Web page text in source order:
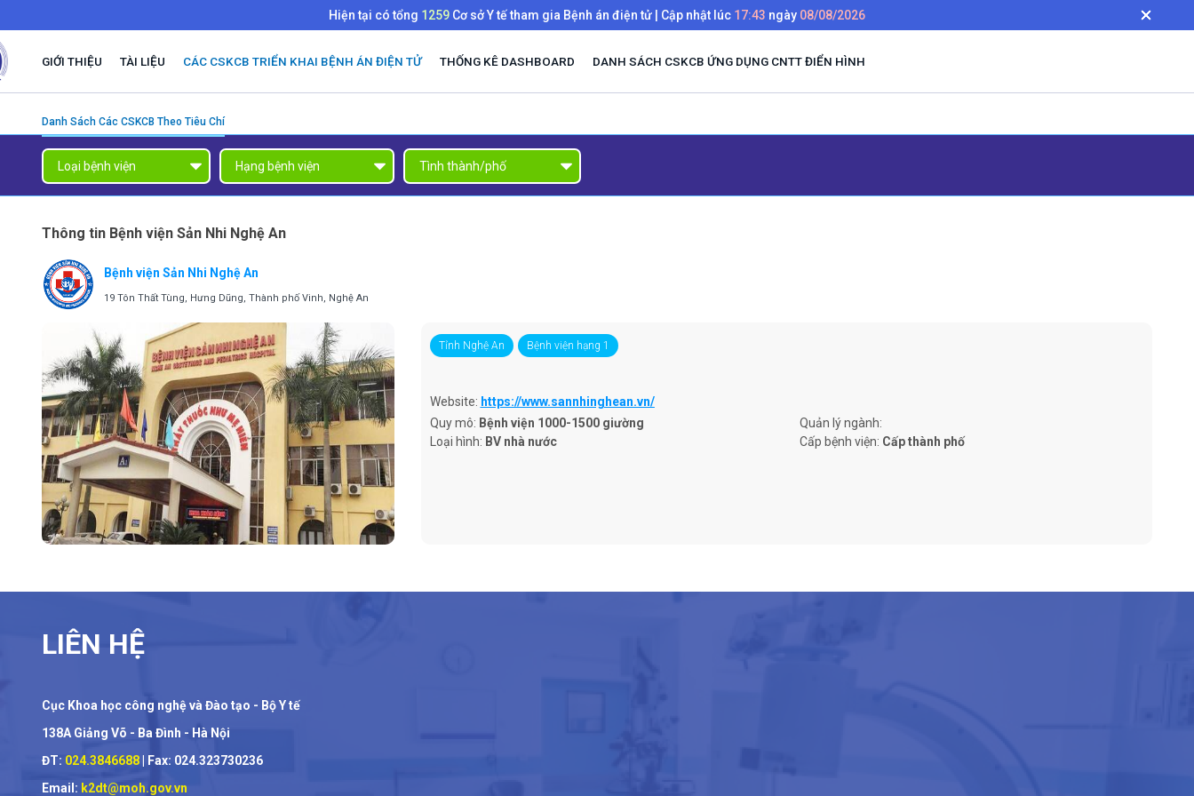
Hiện tại có tổng 1259 Cơ sở Y tế tham gia Bệnh án điện tử | Cập nhật lúc 17:43 ngày 08/08/2026
GIỚI THIỆU TÀI LIỆU CÁC CSKCB TRIỂN KHAI BỆNH ÁN ĐIỆN TỬ THỐNG KÊ DASHBOARD DANH SÁCH CSKCB ỨNG DỤNG CNTT ĐIỂN HÌNH
Danh Sách Các CSKCB Theo Tiêu Chí
Thông tin Bệnh viện Sản Nhi Nghệ An
Bệnh viện Sản Nhi Nghệ An
19 Tôn Thất Tùng, Hưng Dũng, Thành phố Vinh, Nghệ An
Tỉnh Nghệ An Bệnh viện hạng 1
Website: https://www.sannhinghean.vn/
Quy mô: Bệnh viện 1000-1500 giường
Quản lý ngành:
Loại hình: BV nhà nước Cấp bệnh viện: Cấp thành phố
LIÊN HỆ
Cục Khoa học công nghệ và Đào tạo - Bộ Y tế
138A Giảng Võ - Ba Đình - Hà Nội
ĐT: 024.3846688 | Fax: 024.323730236
Email: k2dt@moh.gov.vn